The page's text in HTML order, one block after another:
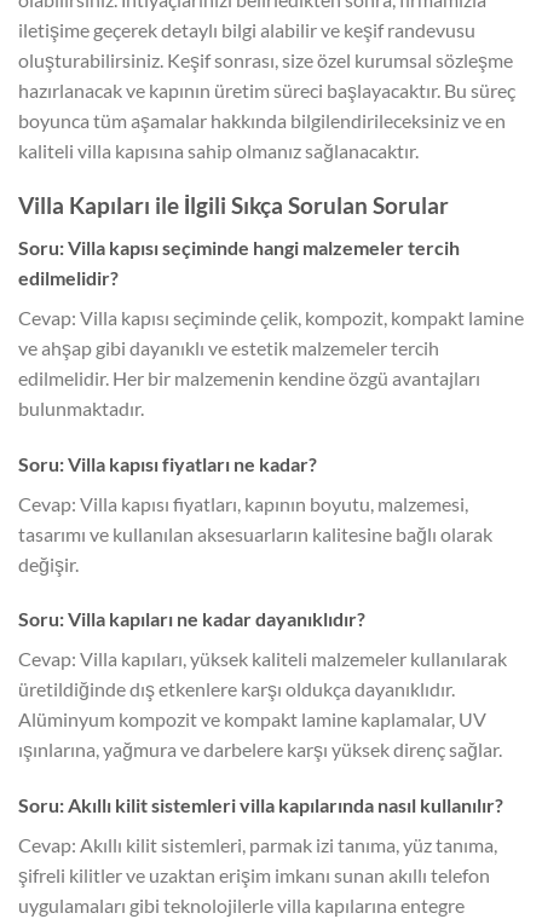
iletişime geçerek detaylı bilgi alabilir ve keşif randevusu
oluşturabilirsiniz. Keşif sonrası, size özel kurumsal sözleşme
hazırlanacak ve kapının üretim süreci başlayacaktır. Bu süreç
boyunca tüm aşamalar hakkında bilgilendirileceksiniz ve en
kaliteli villa kapısına sahip olmanız sağlanacaktır.
Villa Kapıları ile İlgili Sıkça Sorulan Sorular
Soru: Villa kapısı seçiminde hangi malzemeler tercih
edilmelidir?
Cevap: Villa kapısı seçiminde çelik, kompozit, kompakt lamine
ve ahşap gibi dayanıklı ve estetik malzemeler tercih
edilmelidir. Her bir malzemenin kendine özgü avantajları
bulunmaktadır.
Soru: Villa kapısı fiyatları ne kadar?
Cevap: Villa kapısı fiyatları, kapının boyutu, malzemesi,
tasarımı ve kullanılan aksesuarların kalitesine bağlı olarak
değişir.
Soru: Villa kapıları ne kadar dayanıklıdır?
Cevap: Villa kapıları, yüksek kaliteli malzemeler kullanılarak
üretildiğinde dış etkenlere karşı oldukça dayanıklıdır.
Alüminyum kompozit ve kompakt lamine kaplamalar, UV
ışınlarına, yağmura ve darbelere karşı yüksek direnç sağlar.
Soru: Akıllı kilit sistemleri villa kapılarında nasıl kullanılır?
Cevap: Akıllı kilit sistemleri, parmak izi tanıma, yüz tanıma,
şifreli kilitler ve uzaktan erişim imkanı sunan akıllı telefon
uygulamaları gibi teknolojilerle villa kapılarına entegre